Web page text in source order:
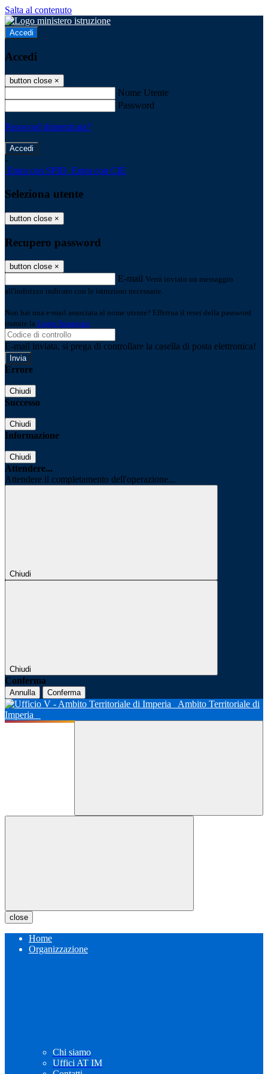
Salta al contenuto
Accedi
Accedi
button close ×
Nome Utente
Password
Password dimenticata?
-
Entra con SPID Entra con CIE
Seleziona utente
button close ×
Recupero password
button close ×
E-mail Verrà inviato un messaggio
all'indirizzo indicato con le istruzioni necessarie.
Non hai una e-mail associata al nome utente? Effettua il reset della password
tramite la Login Spaggiari
E-mail inviata, si prega di controllare la casella di posta elettronica!
Errore
Chiudi
Successo
Chiudi
Informazione
Chiudi
Attendere...
Attendere il completamento dell'operazione...
Chiudi
Chiudi
Conferma
Annulla Conferma
Ambito Territoriale di
Imperia
close
Home
Organizzazione
Chi siamo
Uffici AT IM